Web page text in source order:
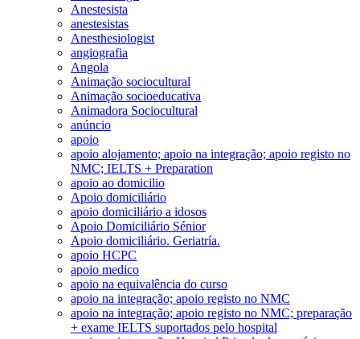
Anestesista
anestesistas
Anesthesiologist
angiografia
Angola
Animação sociocultural
Animação socioeducativa
Animadora Sociocultural
anúncio
apoio
apoio alojamento; apoio na integração; apoio registo no
NMC; IELTS + Preparation
apoio ao domicilio
Apoio domiciliário
apoio domiciliário a idosos
Apoio Domiciliário Sénior
Apoio domiciliário. Geriatría.
apoio HCPC
apoio medico
apoio na equivalência do curso
apoio na integração; apoio registo no NMC
apoio na integração; apoio registo no NMC; preparação
+ exame IELTS suportados pelo hospital